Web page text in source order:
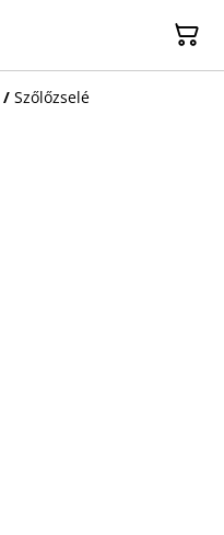
/ Szőlőzselé